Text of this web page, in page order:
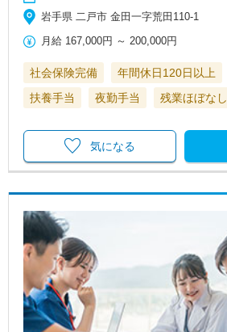
岩手県 二戸市 金田一字荒田110‐1
月給 167,000円 ～200,000円
社会保険完備 年間休日120日以上
扶養手当
夜勤手当 残業ほぼなし
気になる